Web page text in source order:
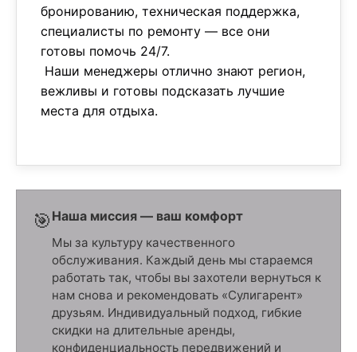
бронированию, техническая поддержка,
специалисты по ремонту — все они
готовы помочь 24/7.
Наши менеджеры отлично знают регион,
вежливы и готовы подсказать лучшие
места для отдыха.
🎯 Наша миссия — ваш комфорт
Мы за культуру качественного
обслуживания. Каждый день мы стараемся
работать так, чтобы вы захотели вернуться к
нам снова и рекомендовать «Сулигарент»
друзьям. Индивидуальный подход, гибкие
скидки на длительные аренды,
конфиденциальность передвижений и